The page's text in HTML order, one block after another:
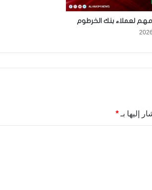
لعملاء بنك الخرطوم
إليها بـ *